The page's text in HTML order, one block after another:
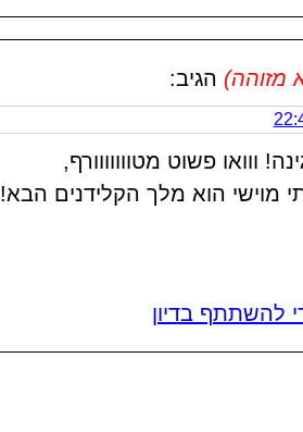
מזוהה) הגיב:
ווואו פשוט מטווווווורף,
מוישי הוא מלך הקלידנים הבא!
להשתתף בדיון